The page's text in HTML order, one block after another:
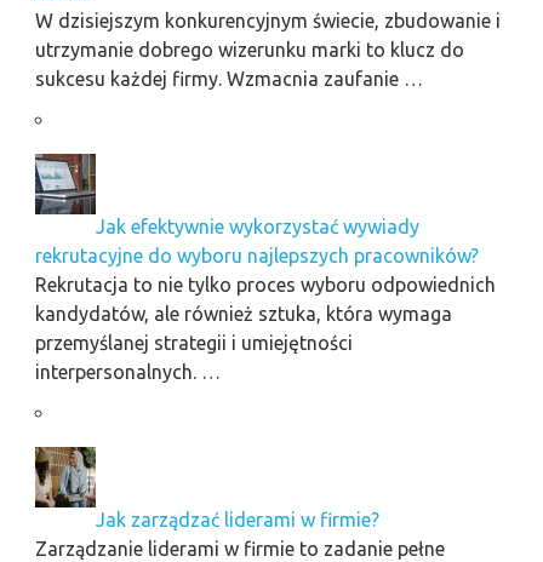
W dzisiejszym konkurencyjnym świecie, zbudowanie i
utrzymanie dobrego wizerunku marki to klucz do
sukcesu każdej firmy. Wzmacnia zaufanie …
Jak efektywnie wykorzystać wywiady
rekrutacyjne do wyboru najlepszych pracowników?
Rekrutacja to nie tylko proces wyboru odpowiednich
kandydatów, ale również sztuka, która wymaga
przemyślanej strategii i umiejętności
interpersonalnych. …
Jak zarządzać liderami w firmie?
Zarządzanie liderami w firmie to zadanie pełne